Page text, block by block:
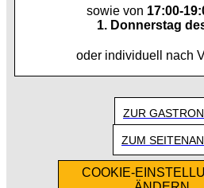
sowie von 17:00-
1. Donnerstag
oder individuell nach
ZUR
ZUM
COOKIE-